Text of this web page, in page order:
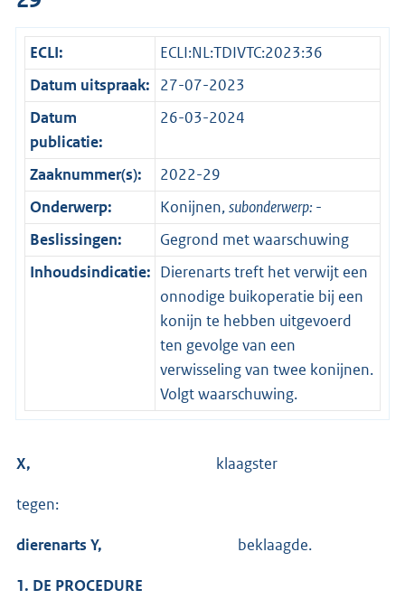
ECLI:
ECLI:NL:TDIVTC:2023:36
Datum uitspraak: 27-07-2023
Datum
publicatie:
26-03-2024
Zaaknummer(s):
2022-29
Onderwerp:
Konijnen,subonderwerp: -
Beslissingen:
Gegrond met waarschuwing
Inhoudsindicatie: Dierenarts treft het verwijt een
onnodige buikoperatie bij een
konijn te hebben uitgevoerd
ten gevolge van een
verwisseling van twee konijnen.
Volgt waarschuwing.
X, klaagster
tegen:
dierenarts Y, beklaagde.
1. DE PROCEDURE